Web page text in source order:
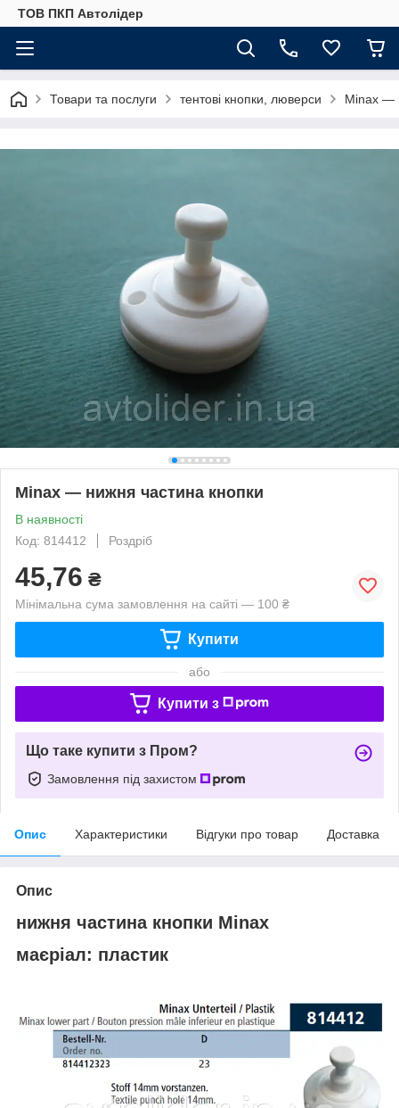
ТОВ ПКП Автолідер
Товари та послуги тентові кнопки, люверси Minax —
Minax — нижня частина кнопки
В наявності
Код: 814412
Роздріб
45,76 ₴
Мінімальна сума замовлення на сайті — 100 ₴
Купити
або
Купити з
Що таке купити з Пром?
Замовлення під захистом
Опис Характеристики Відгуки про товар Доставка
Опис
нижня частина кнопки Minax
маєріал: пластик